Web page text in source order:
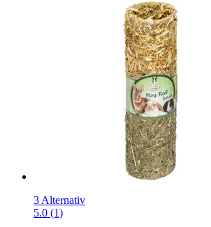
3 Alternativ
5.0 (1)